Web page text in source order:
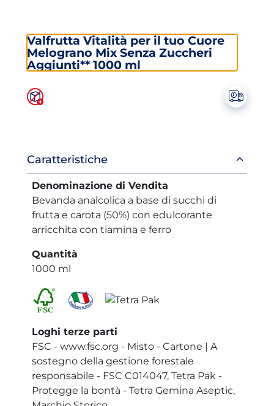
Valfrutta Vitalità per il tuo Cuore
Melograno Mix Senza Zuccheri
Aggiunti** 1000 ml
Informazioni
prodotto
Caratteristiche
Denominazione di Vendita
Bevanda analcolica a base di succhi di
frutta e carota (50%) con edulcorante
arricchita con tiamina e ferro
Quantità
1000 ml
Loghi terze parti
FSC - www.fsc.org - Misto - Cartone | A
sostegno della gestione forestale
responsabile - FSC C014047, Tetra Pak -
Protegge la bontà - Tetra Gemina Aseptic,